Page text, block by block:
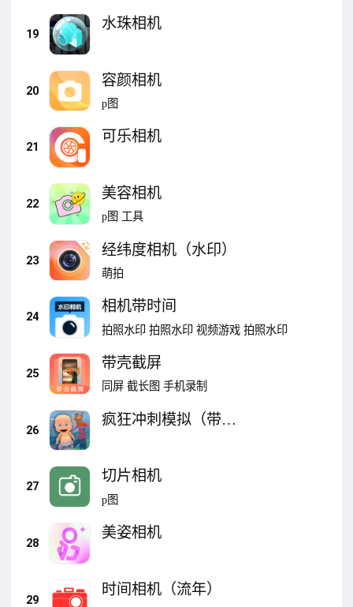
19
水珠相机
20
容颜相机
p图
21
可乐相机
22
美容相机
p图 工具
23
经纬度相机（水印）
萌拍
24
相机带时间
拍照水印 拍照水印 视频游戏 拍照水印
25
带壳截屏
同屏 截长图 手机录制
26
疯狂冲刺模拟（带娃
27
切片相机
p图
28
美姿相机
29
时间相机（流年）